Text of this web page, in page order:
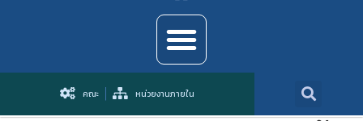
คณะ หน่วยงานภายใน